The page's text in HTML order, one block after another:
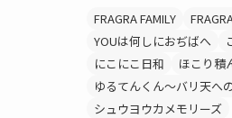
FRAGRA FAMILY
YOUは何しにおぢばへ
にこにこ日和
ほこり積
ゆるてんくん～バリ天へ
シュウヨウカメモリーズ